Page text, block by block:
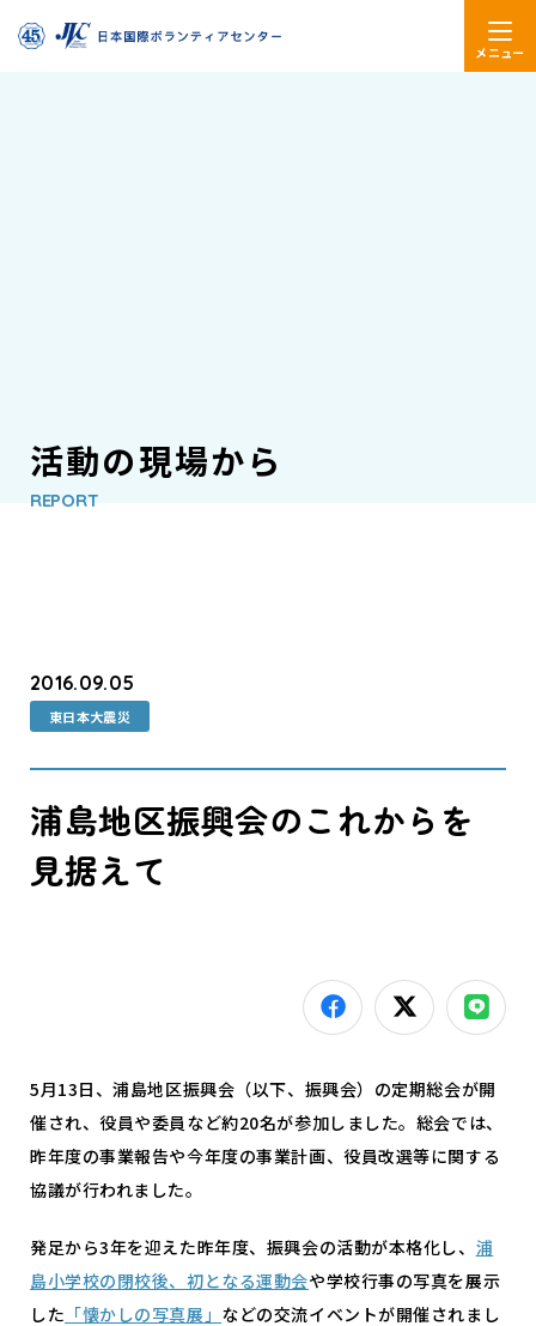
メニュー
活動の現場から
REPORT
2016.09.05
東日本大震災
浦島地区振興会のこれからを
見据えて
5月13日、浦島地区振興会（以下、振興会）の定期総会が開
催され、役員や委員など約20名が参加しました。総会では、
昨年度の事業報告や今年度の事業計画、役員改選等に関する
協議が行われました。
発足から3年を迎えた昨年度、振興会の活動が本格化し、 浦
島小学校の閉校後、初となる運動会や学校行事の写真を展示
した 「懐かしの写真展」 などの交流イベントが開催されまし